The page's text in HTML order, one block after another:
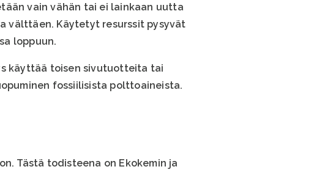
vain vähän tai ei lainkaan uutta
välttäen. Käytetyt resurssit pysyvät
loppuun.
käyttää toisen sivutuotteita tai
fossiilisista polttoaineista.
Tästä todisteena on Ekokemin ja